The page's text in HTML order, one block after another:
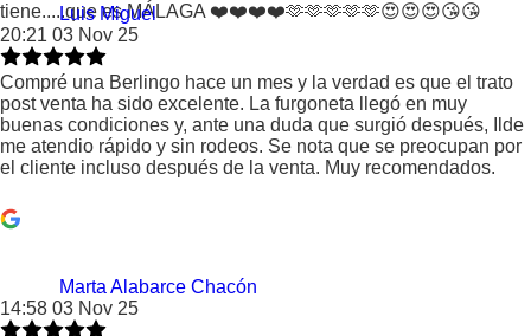
tiene.....que es MÁLAGA ❤️❤️❤️❤️🫶🫶🫶🫶🫶😍😍😍😘😘
Luis Miguel
20:21 03 Nov 25
Compré una Berlingo hace un mes y la verdad es que el trato
post venta ha sido excelente. La furgoneta llegó en muy
buenas condiciones y, ante una duda que surgió después, Ilde
me atendio rápido y sin rodeos. Se nota que se preocupan por
el cliente incluso después de la venta. Muy recomendados.
Marta Alabarce Chacón
14:58 03 Nov 25